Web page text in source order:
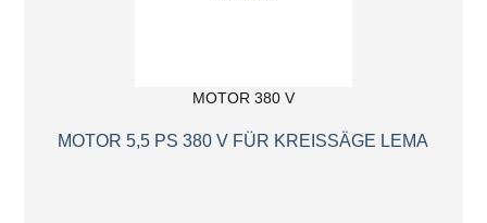
MOTOR 380 V
MOTOR 5,5 PS 380 V FÜR KREISSÄGE LEMA